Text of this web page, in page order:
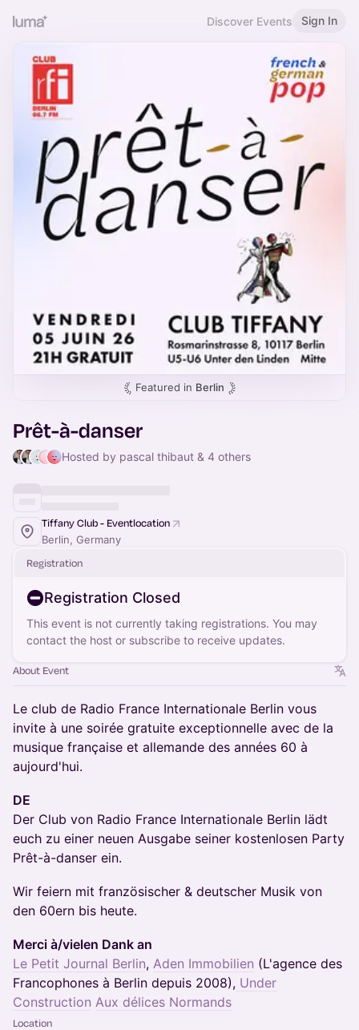
Discover Events Sign In
Featured in Berlin
Prêt-à-danser
Hosted by pascal thibaut & 4 others
Tiffany Club - Eventlocation
Berlin, Germany
Registration
Registration Closed
This event is not currently taking registrations. You may
contact the host or subscribe to receive updates.
About Event
Le club de Radio France Internationale Berlin vous
invite à une soirée gratuite exceptionnelle avec de la
musique française et allemande des années 60 à
aujourd'hui.
DE
Der Club von Radio France Internationale Berlin lädt
euch zu einer neuen Ausgabe seiner kostenlosen Party
Prêt-à-danser ein.
Wir feiern mit französischer & deutscher Musik von
den 60ern bis heute.
Merci à/vielen Dank an
Le Petit Journal Berlin, Aden Immobilien (L'agence des
Francophones à Berlin depuis 2008), Under
Construction Aux délices Normands
Location